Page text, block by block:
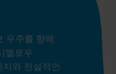
우주를 향해
멜로우
와 전설적인